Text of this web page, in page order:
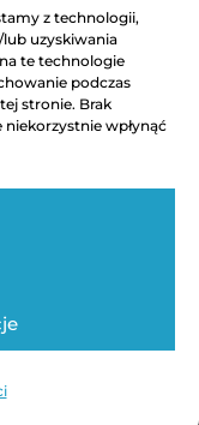
z technologii,
uzyskiwania
te technologie
podczas
stronie. Brak
wpłynąć
Świnicki